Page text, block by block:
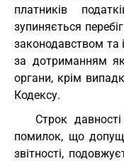
платників
зупиняється
законодавством та
за дотриманням
органи, крім
Кодексу.
Строк
помилок, що
звітності,